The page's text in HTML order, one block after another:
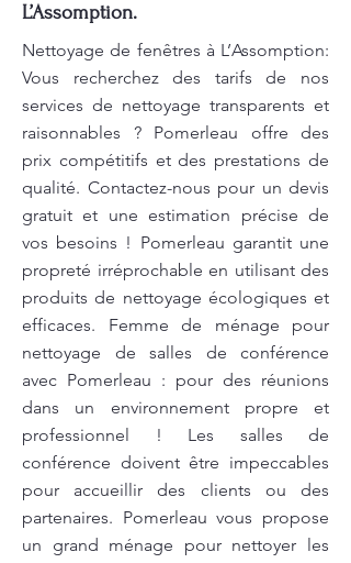
L’Assomption.
Nettoyage de fenêtres à L’Assomption:
Vous recherchez des tarifs de nos
services de nettoyage transparents et
raisonnables ? Pomerleau offre des
prix compétitifs et des prestations de
qualité. Contactez-nous pour un devis
gratuit et une estimation précise de
vos besoins ! Pomerleau garantit une
propreté irréprochable en utilisant des
produits de nettoyage écologiques et
efficaces. Femme de ménage pour
nettoyage de salles de conférence
avec Pomerleau : pour des réunions
dans un environnement propre et
professionnel ! Les salles de
conférence doivent être impeccables
pour accueillir des clients ou des
partenaires. Pomerleau vous propose
un grand ménage pour nettoyer les